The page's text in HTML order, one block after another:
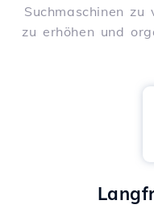
Suchmaschinen
zu erhöhen und